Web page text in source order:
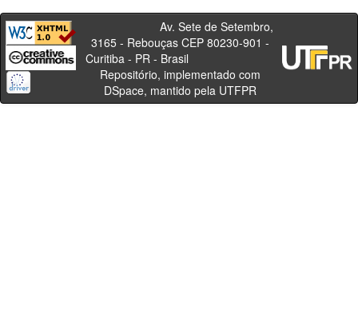
Av. Sete de Setembro,
3165 - Rebouças CEP 80230-901 -
Curitiba - PR - Brasil
Repositório, implementado com
DSpace, mantido pela UTFPR